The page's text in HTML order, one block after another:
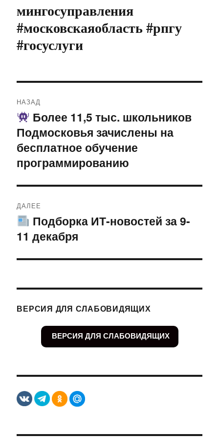
мингосуправления
#московскаяобласть #рпгу
#госуслуги
по
записям
НАЗАД
Предыдущая
запись:
Более 11,5 тыс. школьников
Подмосковья зачислены на
бесплатное обучение
программированию
ДАЛЕЕ
Следующая
запись:
Подборка ИТ-новостей за 9-
11 декабря
ВЕРСИЯ ДЛЯ СЛАБОВИДЯЩИХ
ВЕРСИЯ ДЛЯ СЛАБОВИДЯЩИХ